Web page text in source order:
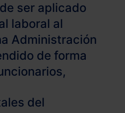
ser aplicado
laboral al
Administración
de forma
del